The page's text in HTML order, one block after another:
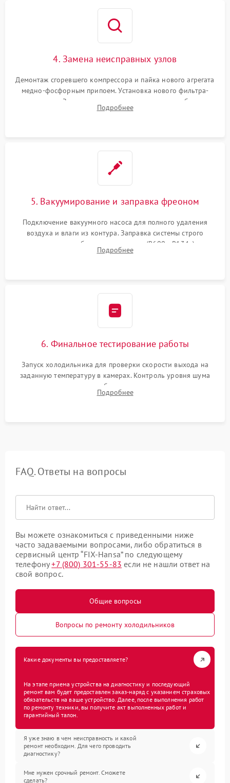
4. Замена неисправных узлов
Демонтаж сгоревшего компрессора и пайка нового агрегата
медно-фосфорным припоем. Установка нового фильтра-
осушителя. Замена изношенных вентиляторов обдува,
сломанных заслонок или поврежденных дверных петель.
Подробнее
5. Вакуумирование и заправка фреоном
Подключение вакуумного насоса для полного удаления
воздуха и влаги из контура. Заправка системы строго
дозированным объемом хладагента (R600a, R134a) по
электронным весам. Контроль рабочего давления в системе.
Подробнее
6. Финальное тестирование работы
Запуск холодильника для проверки скорости выхода на
заданную температуру в камерах. Контроль уровня шума
компрессора, отсутствия обмерзания стенок и корректного
срабатывания системы автоматической оттайки.
Подробнее
FAQ. Ответы на вопросы
Вы можете ознакомиться с приведенными ниже
часто задаваемыми вопросами, либо обратиться в
сервисный центр “FIX-Hansa” по следующему
телефону+7 (800) 301-55-83 если не нашли ответ на
свой вопрос.
Общие вопросы
Вопросы по ремонту холодильников
Какие документы вы предоставляете?
На этапе приема устройства на диагностику и последующий
ремонт вам будет предоставлен заказ-наряд с указанием страховых
обязательств на ваше устройство. Далее, после выполнения работ
по ремонту техники, вы получите акт выполненных работ и
гарантийный талон.
Я уже знаю в чем неисправность и какой
ремонт необходим. Для чего проводить
диагностику?
Мне нужен срочный ремонт. Сможете
сделать?